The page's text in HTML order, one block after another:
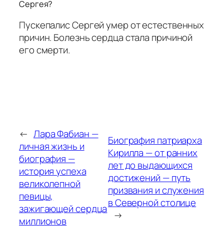
Сергея?
Пускепалис Сергей умер от естественных
причин. Болезнь сердца стала причиной
его смерти.
← Лара Фабиан —
личная жизнь и
биография —
история успеха
великолепной
певицы,
зажигающей сердца
миллионов
Биография патриарха
Кирилла — от ранних
лет до выдающихся
достижений — путь
призвания и служения
в Северной столице
→